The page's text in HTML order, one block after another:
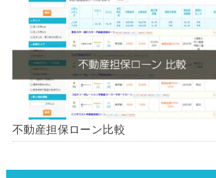
不動産担保ローン比較